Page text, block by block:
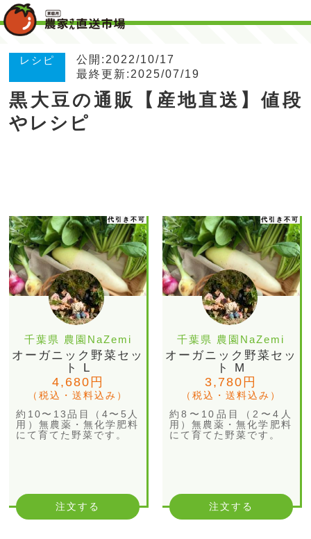
レシピ
公開:2022/10/17
最終更新:2025/07/19
黒大豆の通販【産地直送】値段
やレシピ
代引き不可
千葉県 農園NaZemi
オーガニック野菜セッ
ト L
4,680円
（税込・送料込み）
約10〜13品目（4〜5人
用）無農薬・無化学肥料
にて育てた野菜です。
注文する
代引き不可
千葉県 農園NaZemi
オーガニック野菜セッ
ト M
3,780円
（税込・送料込み）
約8〜10品目（2〜4人
用）無農薬・無化学肥料
にて育てた野菜です。
注文する